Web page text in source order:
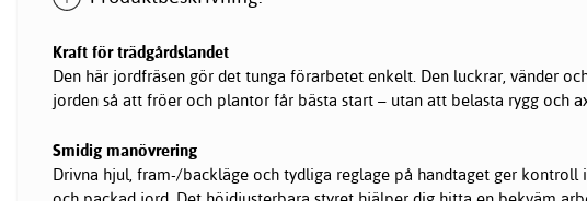
Kraft för trädgårdslandet
Den här jordfräsen gör det tunga förarbetet enkelt. Den luckrar, vänder
jorden så att fröer och plantor får bästa start – utan att belasta rygg och
Smidig manövrering
Drivna hjul, fram-/backläge och tydliga reglage på handtaget ger kontroll